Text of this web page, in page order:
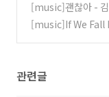
- Shirley Bassey
[music]괜찮아 -
[music]If We Fall
관련글